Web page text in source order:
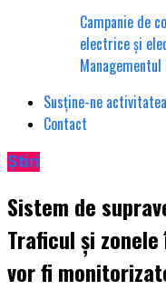
Campanie de
electrice și
Susține-ne activitatea
Contact
Știri
Sistem de
Traficul și
vor fi